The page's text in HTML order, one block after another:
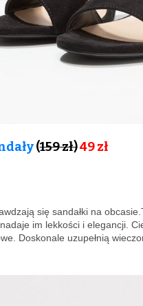
(159 zł)49 zł
się sandałki na
im lekkości i elegancji.
Doskonale uzupełnią